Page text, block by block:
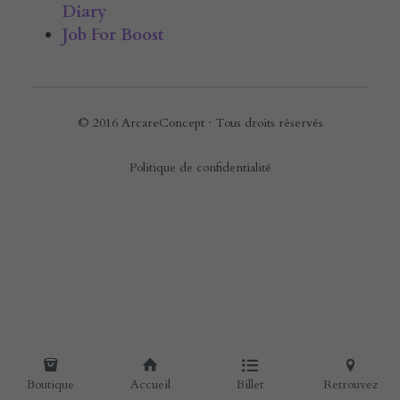
E-rcare
Rechercher
Français
Diary
Job For Boost
© 2016 ArcareConcept · Tous droits réservés
Politique de confidentialité
Boutique Accueil Billet Retrouvez